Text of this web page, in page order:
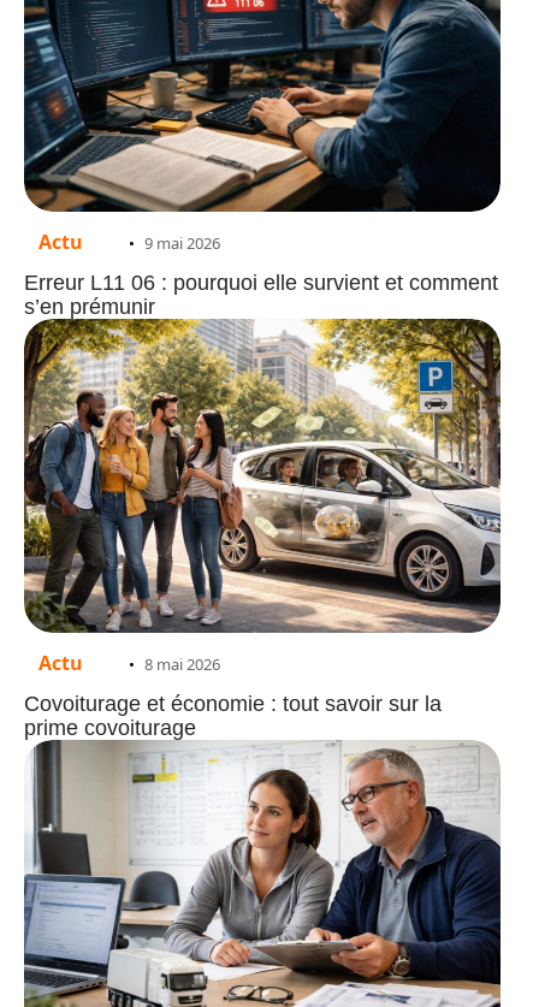
Actu 9 mai 2026
Erreur L11 06 : pourquoi elle survient et comment
s’en prémunir
Actu 8 mai 2026
Covoiturage et économie : tout savoir sur la
prime covoiturage